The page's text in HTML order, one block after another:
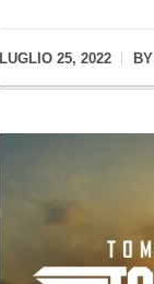
LUGLIO 25, 2022 BY